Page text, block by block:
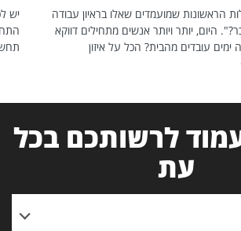
הראשונות שמועמדים שאלו בראיון עבודה
היום, יותר ויותר אנשים מתחילים דווקא
עובדים מהבית? הכל על איזון
יש
לרשותכם בכל
עת